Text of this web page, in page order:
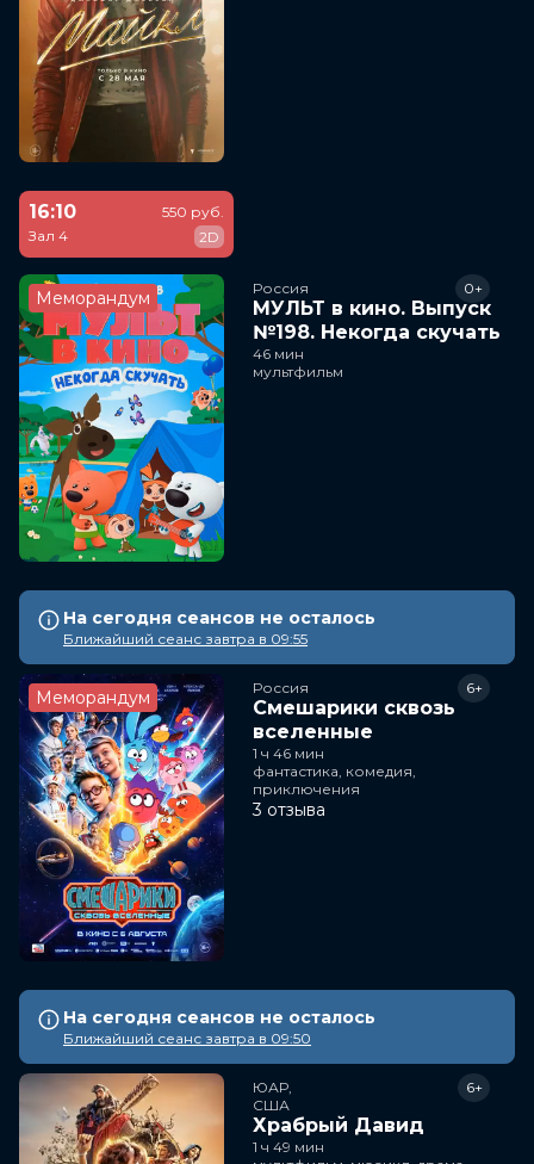
16:10
Зал 4
550 руб.
2D
Меморандум Россия
МУЛЬТ в кино. Выпуск
№198. Некогда скучать
0+
46 мин
мультфильм
На сегодня сеансов не осталось
Ближайший сеанс завтра в 09:55
Меморандум Россия
Смешарики сквозь
вселенные
6+
1 ч 46 мин
фантастика, комедия,
приключения
3 отзыва
На сегодня сеансов не осталось
Ближайший сеанс завтра в 09:50
ЮАР,
США
Храбрый Давид
6+
1 ч 49 мин